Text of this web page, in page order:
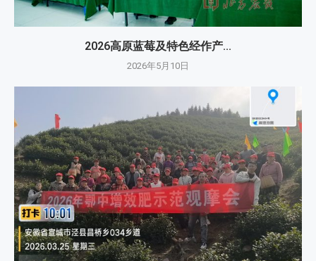
2026高原蓝莓及特色经作产...
2026年5月10日